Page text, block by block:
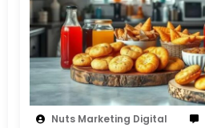
Nuts Marketing Digital